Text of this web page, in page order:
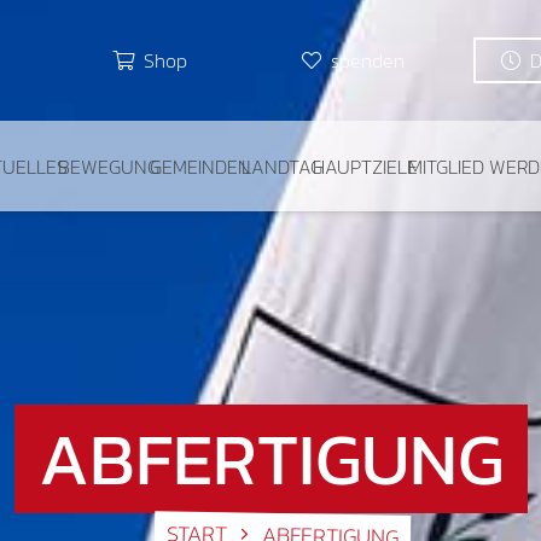
Shop spenden
BEWEGUNGGEMEINDENLANDTAGHAUPTZIELEMITGLIED
ABFERTIGUNG
START